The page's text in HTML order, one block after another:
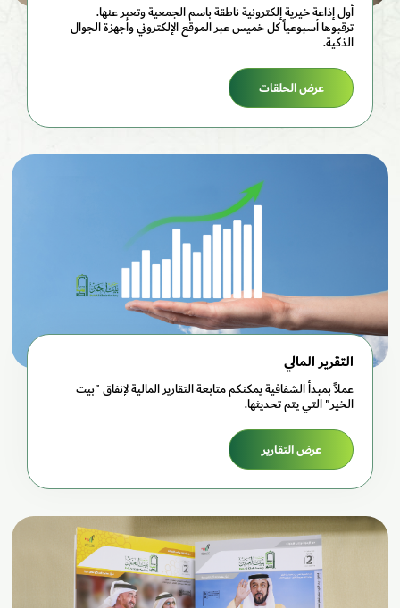
أول إذاعة خيرية إلكترونية ناطقة باسم الجمعية وتعبر عنها.
ترقبوها أسبوعياً كل خميس عبر الموقع الإلكتروني وأجهزة الجوال
الذكية.
عرض الحلقات
التقرير المالي
عملاً بمبدأ الشفافية يمكنكم متابعة التقارير المالية لإنفاق "بيت
الخير" التي يتم تحديثها.
عرض التقارير